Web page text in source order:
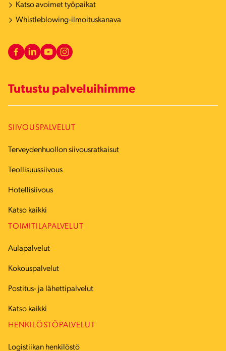
Katso avoimet työpaikat
Whistleblowing-ilmoituskanava
Tutustu palveluihimme
SIIVOUSPALVELUT
Terveydenhuollon siivousratkaisut
Teollisuussiivous
Hotellisiivous
Katso kaikki
TOIMITILAPALVELUT
Aulapalvelut
Kokouspalvelut
Postitus- ja lähettipalvelut
Katso kaikki
HENKILÖSTÖPALVELUT
Logistiikan henkilöstö